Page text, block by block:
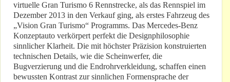
virtuelle Gran Turismo 6 Rennstrecke, als das Rennspiel im
Dezember 2013 in den Verkauf ging, als erstes Fahrzeug des
„Vision Gran Turismo“ Programms. Das Mercedes-Benz
Konzeptauto verkörpert perfekt die Designphilosophie
sinnlicher Klarheit. Die mit höchster Präzision konstruierten
technischen Details, wie die Scheinwerfer, die
Bugverzierung und die Endrohrverkleidung, schaffen einen
bewussten Kontrast zur sinnlichen Formensprache der